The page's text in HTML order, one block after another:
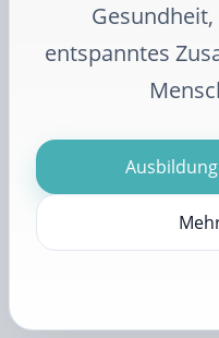
entspanntes